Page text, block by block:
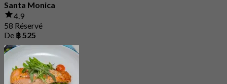
Santa Monica
4.9
58 Réservé
De ฿ 525